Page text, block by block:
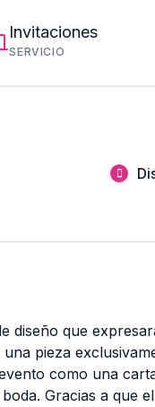
Invitaciones
SERVICIO
diseño que
pieza
como una
Gracias a que